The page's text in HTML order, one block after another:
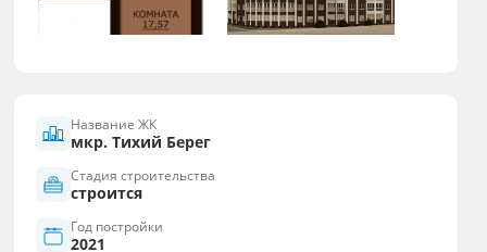
Название ЖК
мкр. Тихий Берег
Стадия строительства
строится
Год постройки
2021